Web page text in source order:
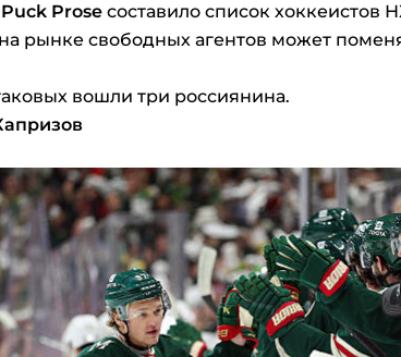
Puck Prose составило список хоккеистов
рынке свободных агентов может
вошли три россиянина.